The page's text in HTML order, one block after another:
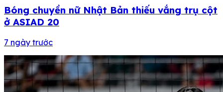
Bóng chuyền nữ Nhật Bản thiếu vắng trụ cột
ở ASIAD 20
7 ngày trước